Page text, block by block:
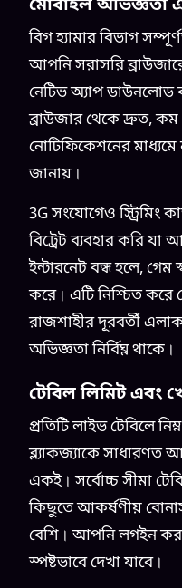
মোবাইল অভিজ্ঞতা
বিগ হ্যামার বিভাগ
আপনি সরাসরি
নেটিভ অ্যাপ ডাউনলোড
ব্রাউজার থেকে দ্রুত,
নোটিফিকেশনের
জানায়।
3G সংযোগেও স্ট্রিমিং
বিট্রেট ব্যবহার করি
ইন্টারনেট বন্ধ হলে,
করে। এটি নিশ্চিত করে
রাজশাহীর দূরবর্তী
অভিজ্ঞতা নির্বিঘ্ন থাকে।
টেবিল লিমিট এবং
প্রতিটি লাইভ টেবিলে
ব্ল্যাকজ্যাকে সাধারণত
একই। সর্বোচ্চ সীমা
কিছুতে আকর্ষণীয়
বেশি। আপনি লগইন
স্পষ্টভাবে দেখা যাবে।